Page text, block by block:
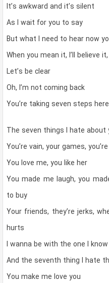
It’s awkward and it’s silent
As I wait for you to say
But what I need to hear now
When you mean it, I’ll believe
Let’s be clear
Oh, I’m not coming back
You’re taking seven steps here
The seven things I hate about
You’re vain, your games,
You love me, you like her
You made me laugh, you
to buy
Your friends, they’re jerks,
hurts
I wanna be with the one I know
And the seventh thing I hate
You make me love you